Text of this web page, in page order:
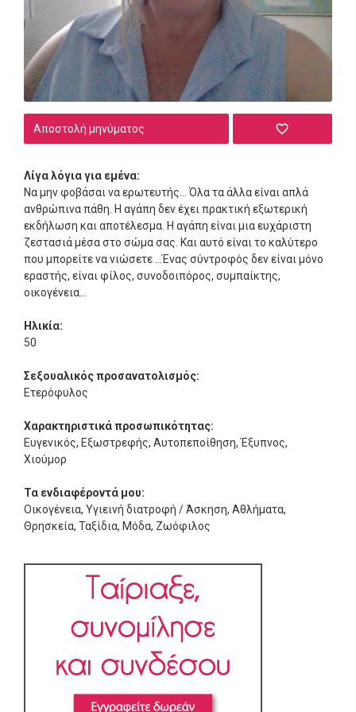
Αποστολή μηνύματος
Λίγα λόγια για εμένα:
Να μην φοβάσαι να ερωτευτής... Όλα τα άλλα είναι απλά
ανθρώπινα πάθη. Η αγάπη δεν έχει πρακτική εξωτερική
εκδήλωση και αποτέλεσμα. Η αγάπη είναι μια ευχάριστη
ζεστασιά μέσα στο σώμα σας. Και αυτό είναι το καλύτερο
που μπορείτε να νιώσετε ...Ένας σύντροφός δεν είναι μόνο
εραστής, είναι φίλος, συνοδοιπόρος, συμπαίκτης,
οικογένεια...
Ηλικία:
50
Σεξουαλικός προσανατολισμός:
Ετερόφυλος
Χαρακτηριστικά προσωπικότητας:
Ευγενικός, Εξωστρεφής, Αυτοπεποίθηση, Έξυπνος,
Χιούμορ
Τα ενδιαφέροντά μου:
Οικογένεια, Υγιεινή διατροφή / Άσκηση, Αθλήματα,
Θρησκεία, Ταξίδια, Μόδα, Ζωόφιλος